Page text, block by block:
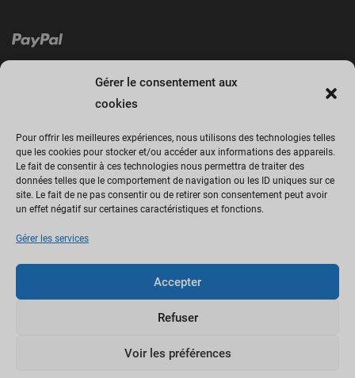
Gérer le consentement aux
cookies
Pour offrir les meilleures expériences, nous utilisons des technologies telles
que les cookies pour stocker et/ou accéder aux informations des appareils.
Le fait de consentir à ces technologies nous permettra de traiter des
données telles que le comportement de navigation ou les ID uniques sur ce
site. Le fait de ne pas consentir ou de retirer son consentement peut avoir
un effet négatif sur certaines caractéristiques et fonctions.
Gérer les services
Accepter
Refuser
Voir les préférences
Cliquez sur « J’accepte » pour activer
Facebook
Politique de cookies